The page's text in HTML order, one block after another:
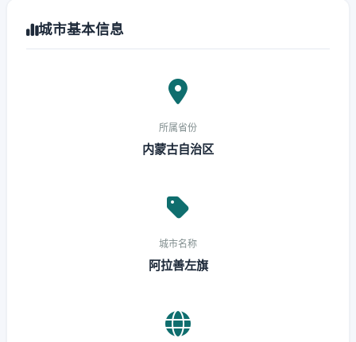
城市基本信息
所属省份
内蒙古自治区
城市名称
阿拉善左旗